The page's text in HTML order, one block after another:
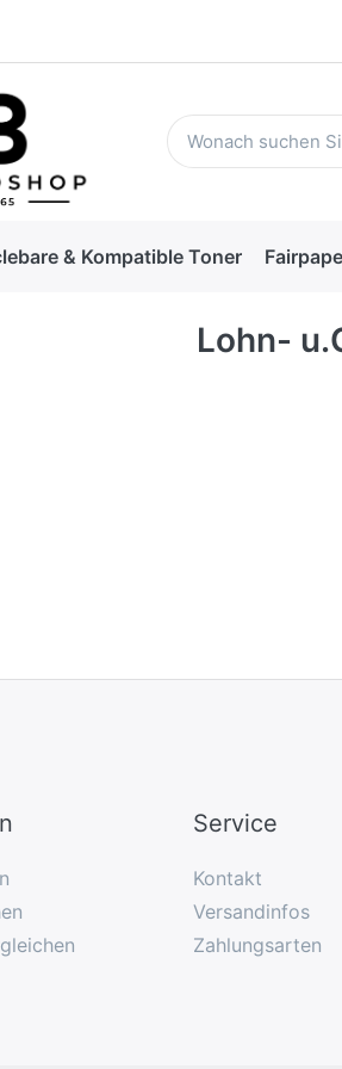
& Kompatible Toner
Lohn-
Service
Kontakt
Versandinfos
Zahlungsarten